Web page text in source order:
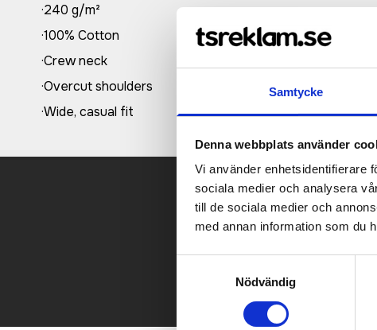
Samtycke
Denna webbplats använder
Vi använder enhetsidentifierare
sociala medier och analysera
till de sociala medier och
med annan information som du
Nödvändig
·240 g/m²
·100% Cotton
·Crew neck
·Overcut shoulders
·Wide, casual fit
Kontakta